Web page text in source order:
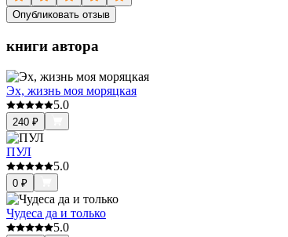
Опубликовать отзыв
книги автора
Эх, жизнь моя моряцкая
5.0
240 ₽
ПУЛ
5.0
0 ₽
Чудеса да и только
5.0